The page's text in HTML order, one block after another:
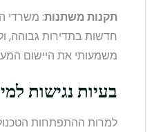
תקנות משתנות: משרדי
חדשות בתדירות גבוהה,
משמעותי את היישום
בעיות נגישות
למרות ההתפתחות